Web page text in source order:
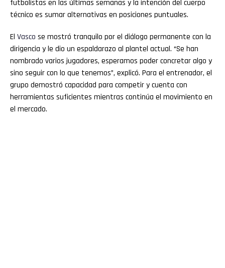
futbolistas en las últimas semanas y la intención del cuerpo
técnico es sumar alternativas en posiciones puntuales.
El Vasco se mostró tranquilo por el diálogo permanente con la
dirigencia y le dio un espaldarazo al plantel actual. “Se han
nombrado varios jugadores, esperamos poder concretar algo y
sino seguir con lo que tenemos”, explicó. Para el entrenador, el
grupo demostró capacidad para competir y cuenta con
herramientas suficientes mientras continúa el movimiento en
el mercado.